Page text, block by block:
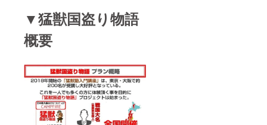
▼猛獣国盗り物語
概要